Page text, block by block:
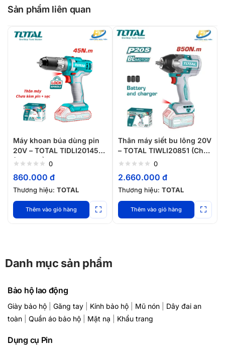
Sản phẩm liên quan
Máy khoan búa dùng pin
20V – TOTAL TIDLI201455
(Chưa gồm pin và sạc)
0
860.000 đ
Thương hiệu: TOTAL
Thêm vào giỏ hàng
Thân máy siết bu lông 20V
– TOTAL TIWLI20851 (Chưa
Pin và Sạc)0
2.660.000 đ
Thương hiệu: TOTAL
Thêm vào giỏ hàng
Danh mục sản phẩm
Bảo hộ lao động
Giày bảo hộ Găng tay Kính bảo hộ Mũ nón
Dây đai an
toàn
Quần áo bảo hộ Mặt nạ Khẩu trang
Dụng cụ Pin